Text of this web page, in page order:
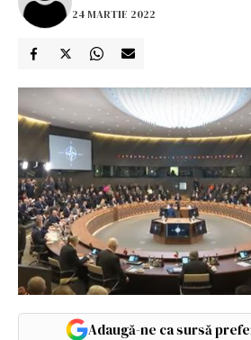
24 MARTIE 2022
Adaugă-ne ca sursă